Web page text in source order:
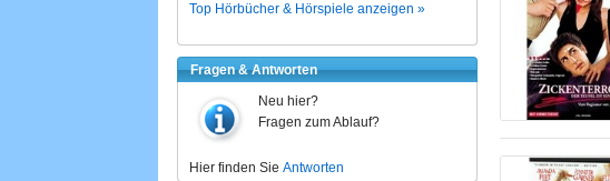
Top Hörbücher & Hörspiele anzeigen »
Fragen & Antworten
Neu hier?
Fragen zum Ablauf?
Hier finden Sie Antworten